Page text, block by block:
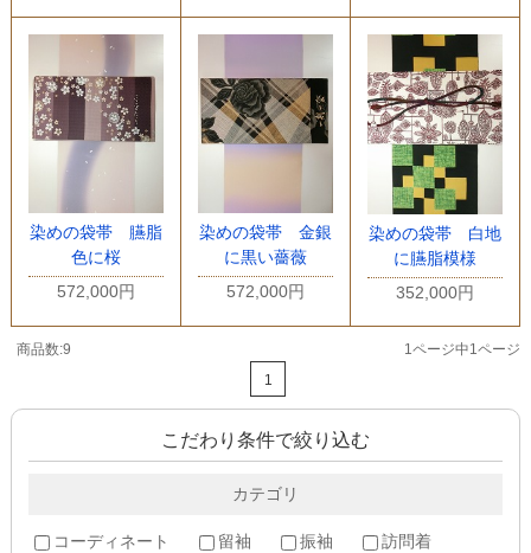
染めの袋帯 臙脂
色に桜
572,000円
染めの袋帯 金銀
に黒い薔薇
572,000円
染めの袋帯 白地
に臙脂模様
352,000円
商品数:9
1ページ中1ページ
1
こだわり条件で絞り込む
カテゴリ
コーディネート 留袖 振袖
訪問着